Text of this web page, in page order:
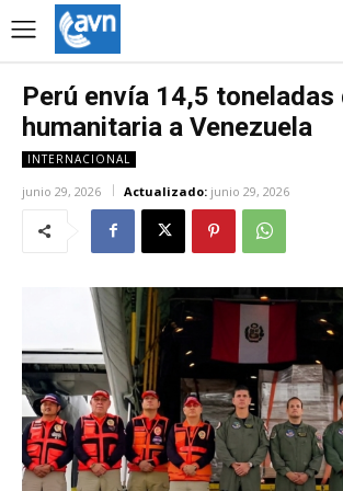
Perú envía 14,5 toneladas
humanitaria a Venezuela
INTERNACIONAL
junio 29, 2026 Actualizado: junio 29, 2026